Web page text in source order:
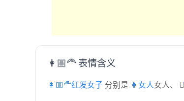
👩🏼‍🦰 表情含义
👩🏼‍🦰红发女子 分别是 👩女人女人、